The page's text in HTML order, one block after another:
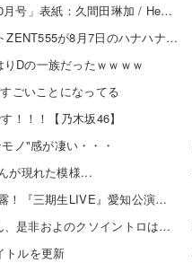
【8/20発売】「non-no 2026年 10月号」表紙：久間田琳加 / Hearts2Hearts
【全台朝イチ1G当選!?】スロットZENT555が8月7日のハナハナにモーニングを仕込んだらしいｗｗｗｗ
りDの一族だったｗｗｗｗ
ごいことになってる
！！！【乃木坂46】
ノ"感が凄い・・・
が現れた模様...
【日向坂46】 まさかの楽曲も披露！『三期生LIVE』愛知公演のレポがこちら
【朗報】『イチャイチャ虫』さん、是非およのクソイントロはギリ超える
トルを更新